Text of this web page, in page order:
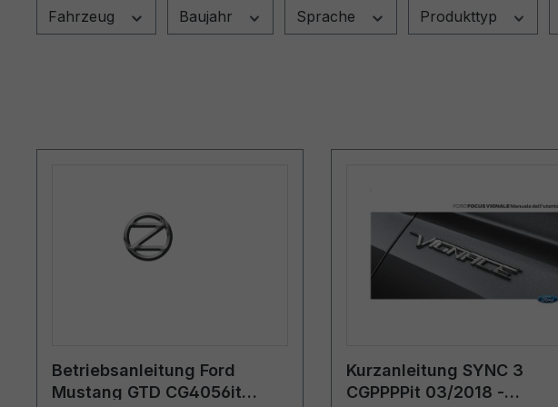
Fahrzeug Baujahr Sprache Produkttyp
Betriebsanleitung Ford
Mustang GTD CG4056it
Kurzanleitung SYNC 3
CGPPPPit 03/2018 -